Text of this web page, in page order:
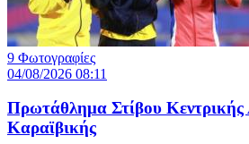
9 Φωτογραφίες
04/08/2026 08:11
Πρωτάθλημα Στίβου Κεντρικής
Καραϊβικής